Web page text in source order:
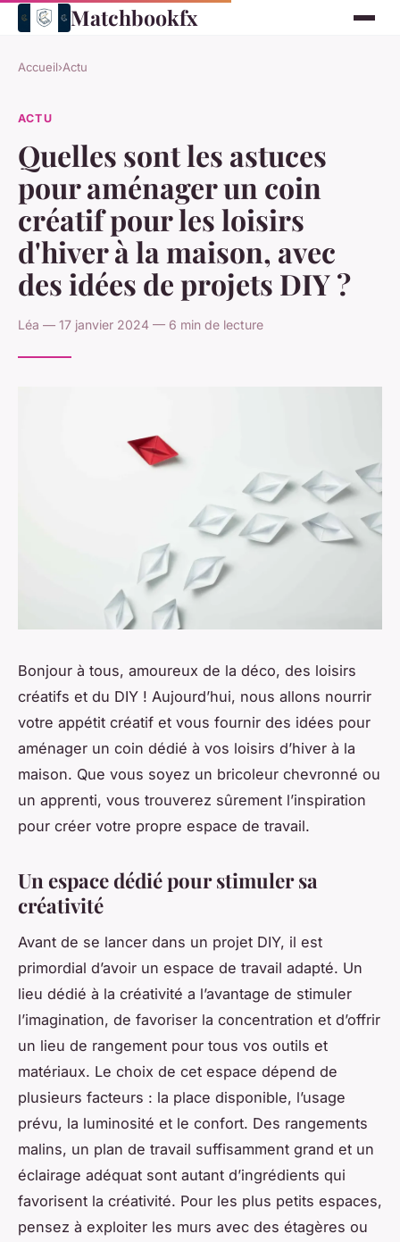
Matchbookfx
Accueil›Actu
ACTU
Quelles sont les astuces
pour aménager un coin
créatif pour les loisirs
d'hiver à la maison, avec
des idées de projets DIY ?
Léa — 17 janvier 2024 — 6 min de lecture
Bonjour à tous, amoureux de la déco, des loisirs
créatifs et du DIY ! Aujourd’hui, nous allons nourrir
votre appétit créatif et vous fournir des idées pour
aménager un coin dédié à vos loisirs d’hiver à la
maison. Que vous soyez un bricoleur chevronné ou
un apprenti, vous trouverez sûrement l’inspiration
pour créer votre propre espace de travail.
Un espace dédié pour stimuler sa
créativité
Avant de se lancer dans un projet DIY, il est
primordial d’avoir un espace de travail adapté. Un
lieu dédié à la créativité a l’avantage de stimuler
l’imagination, de favoriser la concentration et d’offrir
un lieu de rangement pour tous vos outils et
matériaux. Le choix de cet espace dépend de
plusieurs facteurs : la place disponible, l’usage
prévu, la luminosité et le confort. Des rangements
malins, un plan de travail suffisamment grand et un
éclairage adéquat sont autant d’ingrédients qui
favorisent la créativité. Pour les plus petits espaces,
pensez à exploiter les murs avec des étagères ou